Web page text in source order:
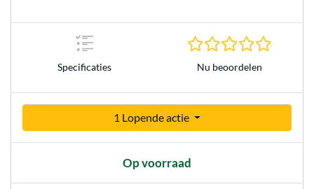
Specificaties Nu beoordelen
1 Lopende actie
Op voorraad